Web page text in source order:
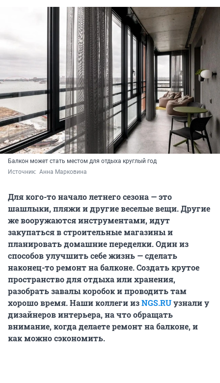
Балкон может стать местом для отдыха круглый год
Источник: Анна Марковина
Для кого-то начало летнего сезона — это
шашлыки, пляжи и другие веселые вещи. Другие
же вооружаются инструментами, идут
закупаться в строительные магазины и
планировать домашние переделки. Один из
способов улучшить себе жизнь — сделать
наконец-то ремонт на балконе. Создать крутое
пространство для отдыха или хранения,
разобрать завалы коробок и проводить там
хорошо время. Наши коллеги изNGS.RUузнали у
дизайнеров интерьера, на что обращать
внимание, когда делаете ремонт на балконе, и
как можно сэкономить.